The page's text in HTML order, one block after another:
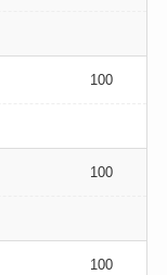
100
100
100